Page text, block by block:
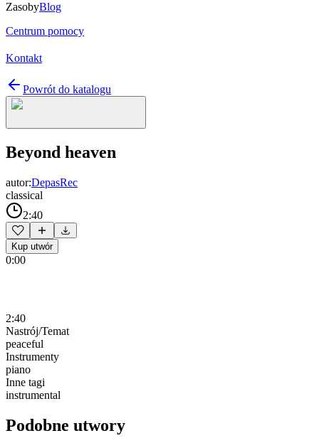
ZasobyBlog
Centrum pomocy
Kontakt
Powrót do katalogu
Beyond heaven
autor:DepasRec
classical
2:40
Kup utwór
0:00
2:40
Nastrój/Temat
peaceful
Instrumenty
piano
Inne tagi
instrumental
Podobne utwory